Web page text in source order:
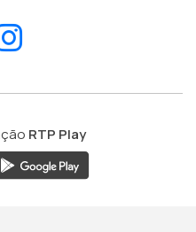
RTP Play